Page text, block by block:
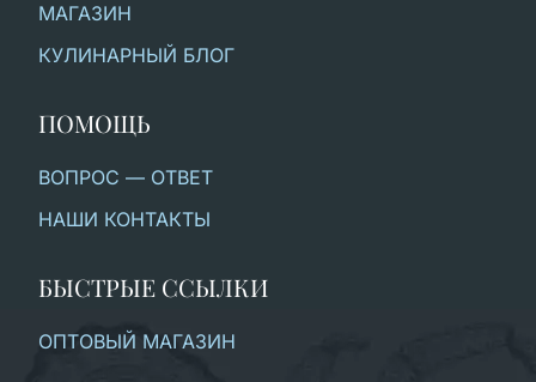
МАГАЗИН
КУЛИНАРНЫЙ БЛОГ
ПОМОЩЬ
ВОПРОС — ОТВЕТ
НАШИ КОНТАКТЫ
БЫСТРЫЕ ССЫЛКИ
ОПТОВЫЙ МАГАЗИН